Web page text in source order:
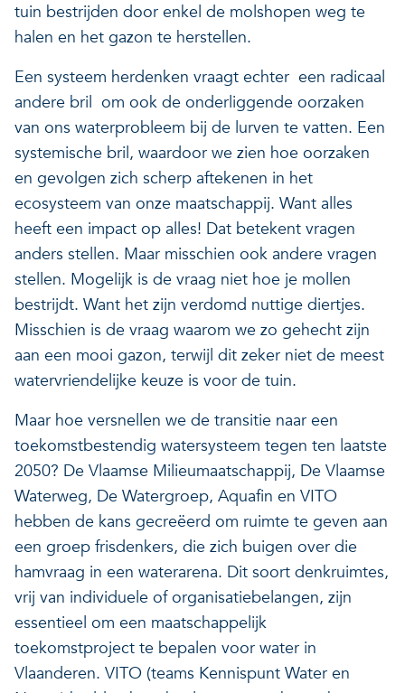
tuin bestrijden door enkel de molshopen weg te
halen en het gazon te herstellen.
Een systeem herdenken vraagt echter een radicaal
andere bril om ook de onderliggende oorzaken
van ons waterprobleem bij de lurven te vatten. Een
systemische bril, waardoor we zien hoe oorzaken
en gevolgen zich scherp aftekenen in het
ecosysteem van onze maatschappij. Want alles
heeft een impact op alles! Dat betekent vragen
anders stellen. Maar misschien ook andere vragen
stellen. Mogelijk is de vraag niet hoe je mollen
bestrijdt. Want het zijn verdomd nuttige diertjes.
Misschien is de vraag waarom we zo gehecht zijn
aan een mooi gazon, terwijl dit zeker niet de meest
watervriendelijke keuze is voor de tuin.
Maar hoe versnellen we de transitie naar een
toekomstbestendig watersysteem tegen ten laatste
2050? De Vlaamse Milieumaatschappij, De Vlaamse
Waterweg, De Watergroep, Aquafin en VITO
hebben de kans gecreëerd om ruimte te geven aan
een groep frisdenkers, die zich buigen over die
hamvraag in een waterarena. Dit soort denkruimtes,
vrij van individuele of organisatiebelangen, zijn
essentieel om een maatschappelijk
toekomstproject te bepalen voor water in
Vlaanderen. VITO (teams Kennispunt Water en